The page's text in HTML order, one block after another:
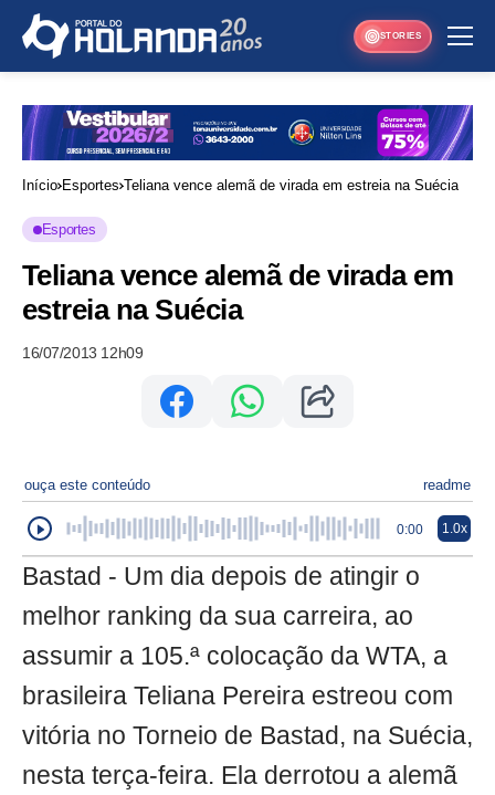
STORIES
Início Esportes Teliana vence alemã de virada em estreia na Suécia
Esportes
Teliana vence alemã de virada em
estreia na Suécia
16/07/2013 12h09
ouça este conteúdo readme
0:00 1.0x
Bastad - Um dia depois de atingir o
melhor ranking da sua carreira, ao
assumir a 105.ª colocação da WTA, a
brasileira Teliana Pereira estreou com
vitória no Torneio de Bastad, na Suécia,
nesta terça-feira. Ela derrotou a alemã